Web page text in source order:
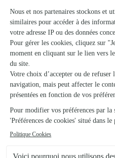
Ver’tiges Laval Ouest
Laval
★★
45 rue Albert Thomas Bd Jean Jaurès
Voir la boutique